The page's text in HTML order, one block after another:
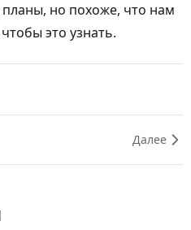
но похоже, что нам
это узнать.
Далее